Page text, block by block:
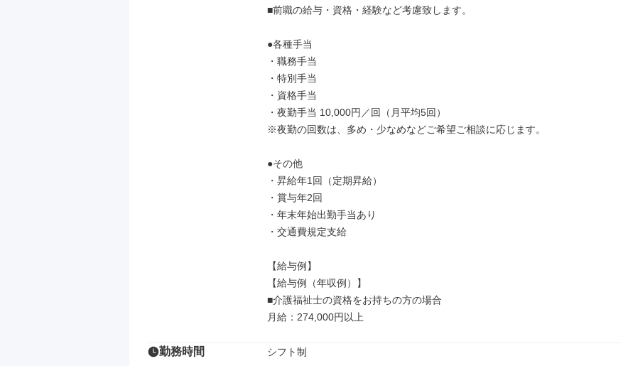
■前職の給与・資格・経験など考慮致します。
●各種手当
・職務手当
・特別手当
・資格手当
・夜勤手当 10,000円／回（月平均5回）
※夜勤の回数は、多め・少なめなどご希望ご相談に応じます。
●その他
・昇給年1回（定期昇給）
・賞与年2回
・年末年始出勤手当あり
・交通費規定支給
【給与例】
【給与例（年収例）】
■介護福祉士の資格をお持ちの方の場合
月給：274,000円以上
勤務時間 シフト制